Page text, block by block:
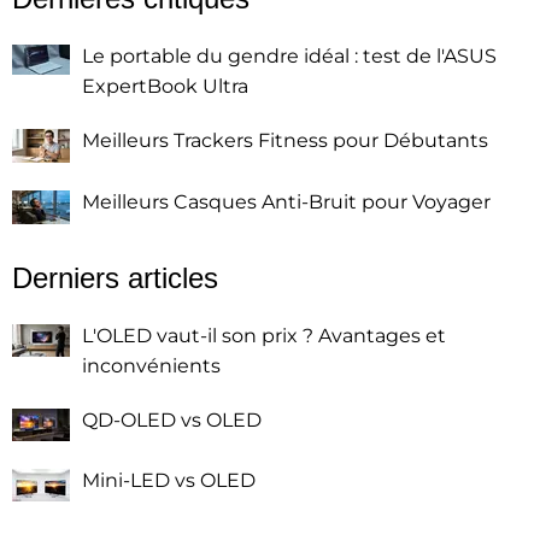
Le portable du gendre idéal : test de l'ASUS
ExpertBook Ultra
Meilleurs Trackers Fitness pour Débutants
Meilleurs Casques Anti-Bruit pour Voyager
Derniers articles
L'OLED vaut-il son prix ? Avantages et
inconvénients
QD-OLED vs OLED
Mini-LED vs OLED